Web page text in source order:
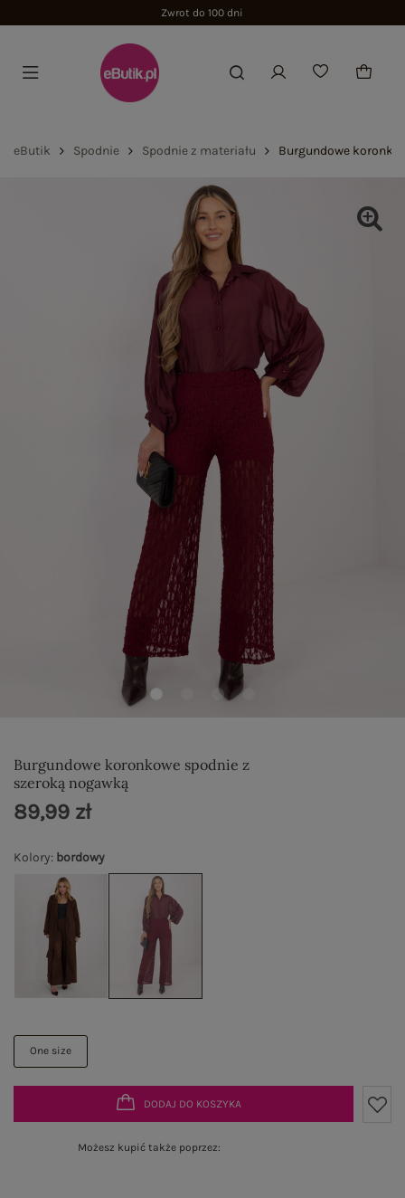
Zwrot do 100 dni
eButik Spodnie Spodnie z materiału Burgundowe
Burgundowe koronkowe spodnie z
szeroką nogawką
Kolory: bordowy
One size
89,99 zł
DODAJ DO KOSZYKA
Możesz kupić także poprzez: